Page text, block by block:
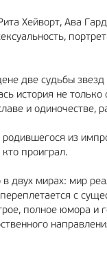
Хейворт, Ава
две судьбы
история не
и одиночестве,
из
проиграл.
двух мирах: мир
с
полное юмора и